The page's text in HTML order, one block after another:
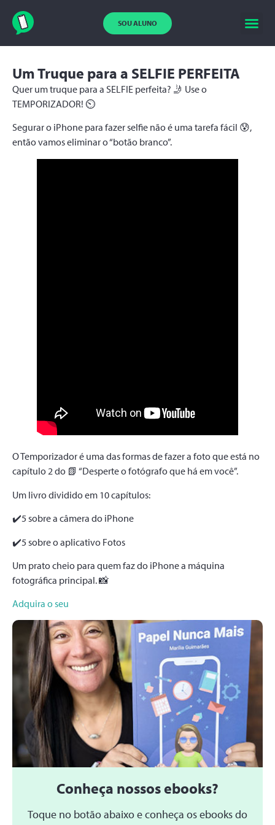
SOU ALUNO
Um Truque para a SELFIE PERFEITA
Quer um truque para a SELFIE perfeita? 🤳 Use o
TEMPORIZADOR! ⏲️
Segurar o iPhone para fazer selfie não é uma tarefa fácil 😰,
então vamos eliminar o “botão branco”.
O Temporizador é uma das formas de fazer a foto que está no
capítulo 2 do 📗 “Desperte o fotógrafo que há em você”.
Um livro dividido em 10 capítulos:
✔️5 sobre a câmera do iPhone
✔️5 sobre o aplicativo Fotos
Um prato cheio para quem faz do iPhone a máquina
fotográfica principal. 📸
Adquira o seu
Conheça nossos ebooks?
Toque no botão abaixo e conheça os ebooks do